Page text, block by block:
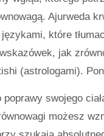
Ajurweda
które
jak
(astrologami).
poprawy swojego
możesz